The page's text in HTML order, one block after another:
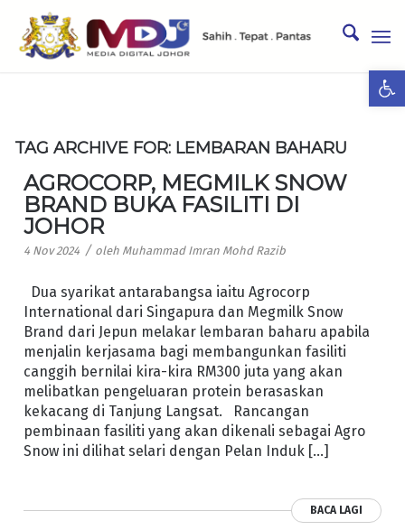
TAG ARCHIVE FOR: LEMBARAN BAHARU
AGROCORP, MEGMILK SNOW
BRAND BUKA FASILITI DI
JOHOR
4 Nov 2024 / oleh Muhammad Imran Mohd Razib
Dua syarikat antarabangsa iaitu Agrocorp
International dari Singapura dan Megmilk Snow
Brand dari Jepun melakar lembaran baharu apabila
menjalin kerjasama bagi membangunkan fasiliti
canggih bernilai kira-kira RM300 juta yang akan
melibatkan pengeluaran protein berasaskan
kekacang di Tanjung Langsat. Rancangan
pembinaan fasiliti yang akan dikenali sebagai Agro
Snow ini dilihat selari dengan Pelan Induk […]
BACA LAGI